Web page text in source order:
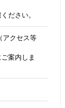
ださい。
アクセス等
案内しま